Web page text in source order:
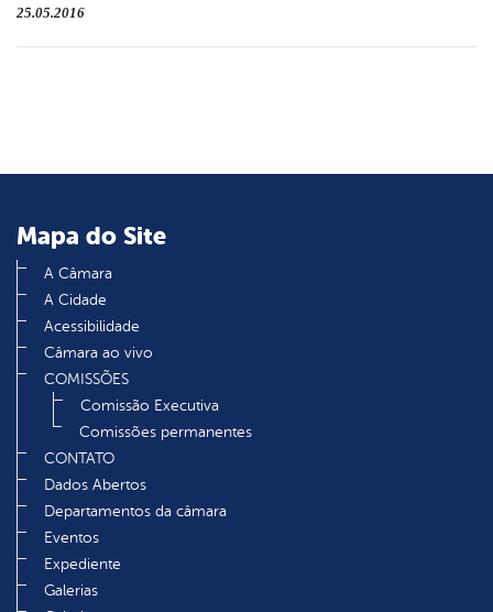
25.05.2016
Mapa do Site
A Câmara
A Cidade
Acessibilidade
Câmara ao vivo
COMISSÕES
Comissão Executiva
Comissões permanentes
CONTATO
Dados Abertos
Departamentos da câmara
Eventos
Expediente
Galerias